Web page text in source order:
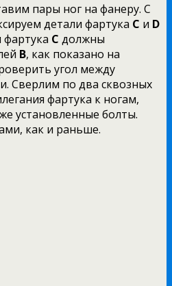
пары ног на фанеру. С
детали фартука С и D
фартука С должны
В, как показано на
угол между
Сверлим по два сквозных
фартука к ногам,
установленные болты.
как и раньше.